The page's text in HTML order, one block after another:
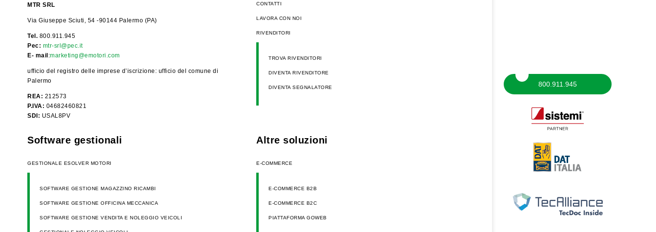
MTR SRL
Via Giuseppe Sciuti, 54 -90144 Palermo (PA)
Tel. 800.911.945
Pec: mtr-srl@pec.it
E- mail:marketing@emotori.com
ufficio del registro delle imprese d’iscrizione: ufficio del comune di
Palermo
REA: 212573
P.IVA: 04682460821
SDI: USAL8PV
CONTATTI
LAVORA CON NOI
RIVENDITORI
TROVA RIVENDITORI
DIVENTA RIVENDITORE
DIVENTA SEGNALATORE
Software gestionali
GESTIONALE ESOLVER MOTORI
SOFTWARE GESTIONE MAGAZZINO RICAMBI
SOFTWARE GESTIONE OFFICINA MECCANICA
SOFTWARE GESTIONE VENDITA E NOLEGGIO VEICOLI
Altre soluzioni
E-COMMERCE
E-COMMERCE B2B
E-COMMERCE B2C
PIATTAFORMA GOWEB
800.911.945